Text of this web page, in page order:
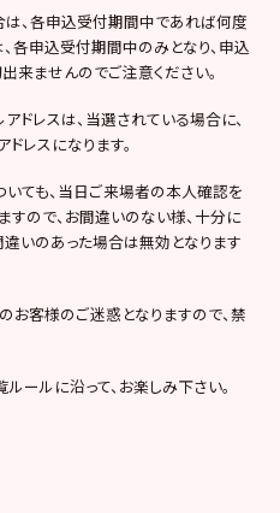
、各申込受付期間中であれば何度
各申込受付期間中のみとなり、申込
ませんのでご注意ください。
レスは、当選されている場合に、
レスになります。
いても、当日ご来場者の本人確認を
すので、お間違いのない様、十分に
違いのあった場合は無効となります
客様のご迷惑となりますので、禁
ールに沿って、お楽しみ下さい。